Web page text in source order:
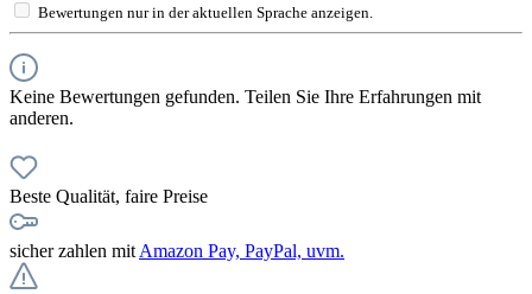
Bewertungen nur in der aktuellen Sprache anzeigen.
Keine Bewertungen gefunden. Teilen Sie Ihre Erfahrungen mit
anderen.
Beste Qualität, faire Preise
sicher zahlen mit Amazon Pay, PayPal, uvm.